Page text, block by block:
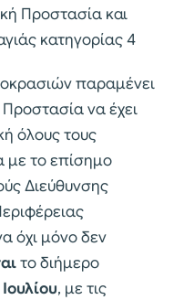
Προστασία και
κατηγορίας 4
παραμένει
να έχει
όλους τους
με το επίσημο
Διεύθυνσης
όχι μόνο δεν
το διήμερο
, με τις